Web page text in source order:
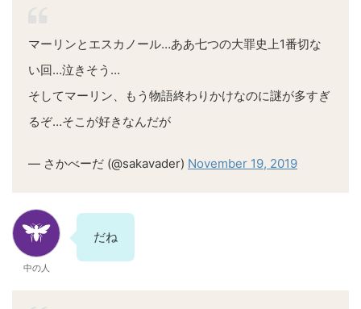
マーリンとエスカノール…ああ七つの大罪史上1番切な
い回…泣きそう…
そしてマーリン、もう物語終わりかけなのに謎が多すぎ
るぞ…そこが好きなんだが
— さかべーだ (@sakavader) November 19, 2019
中の人
だね